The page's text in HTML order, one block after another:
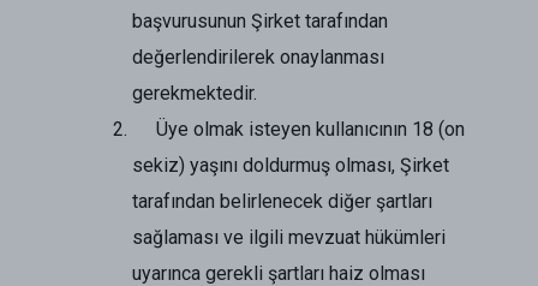
başvurusunun Şirket tarafından
değerlendirilerek onaylanması
gerekmektedir.
Üye olmak isteyen kullanıcının 18 (on
sekiz) yaşını doldurmuş olması, Şirket
tarafından belirlenecek diğer şartları
sağlaması ve ilgili mevzuat hükümleri
uyarınca gerekli şartları haiz olması